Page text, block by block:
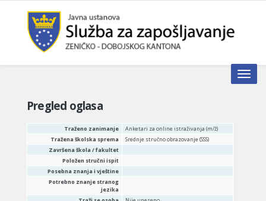
Toggle
Pregled oglasa
Traženo zanimanje
Anketari za online istraživanja (m/ž)
Tražena školska sprema
Srednje stručno obrazovanje (SSS)
Završena škola / fakultet
Položen stručni ispit
Posebna znanja i vještine
Potrebno znanje stranog
jezika